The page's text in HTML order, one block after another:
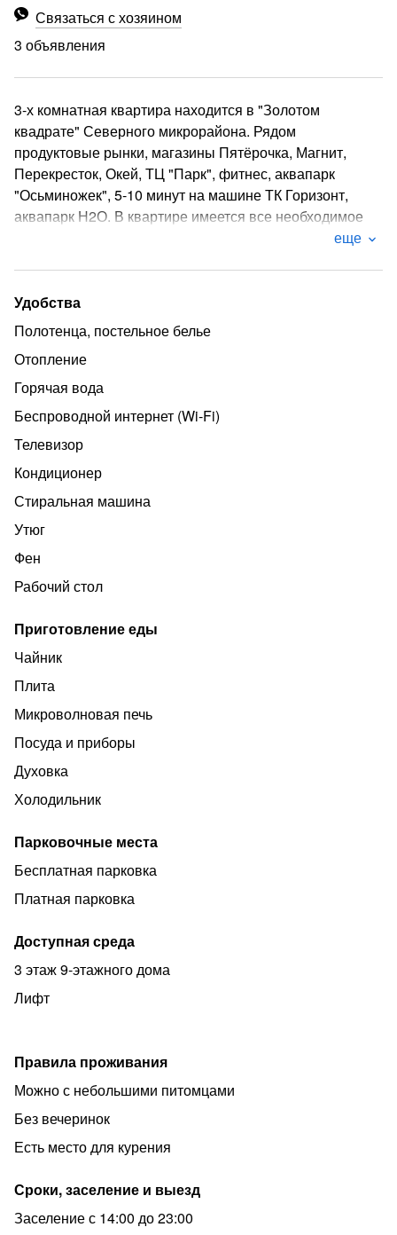
Связаться с хозяином
3 объявления
3-х комнатная квартира находится в "Золотом
квадрате" Северного микрорайона. Рядом
продуктовые рынки, магазины Пятёрочка, Магнит,
Перекресток, Окей, ТЦ "Парк", фитнес, аквапарк
"Осьминожек", 5-10 минут на машине ТК Горизонт,
аквапарк Н2О. В квартире имеется все необходимое
еще
Удобства
Полотенца, постельное белье
Отопление
Горячая вода
Беспроводной интернет (Wi‑Fi)
Телевизор
Кондиционер
Стиральная машина
Утюг
Фен
Рабочий стол
Приготовление еды
Чайник
Плита
Микроволновая печь
Посуда и приборы
Духовка
Холодильник
Парковочные места
Бесплатная парковка
Платная парковка
Доступная среда
3 этаж 9-этажного дома
Лифт
Правила проживания
Можно с небольшими питомцами
Без вечеринок
Есть место для курения
Сроки, заселение и выезд
Заселение с 14:00 до 23:00